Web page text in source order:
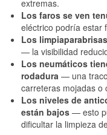
extremas.
Los faros se ven
eléctrico podría estar
Los
— la visibilidad
Los neumáticos
rodadura — una
carreteras mojadas o
Los niveles de
están bajos — esto
dificultar la limpieza